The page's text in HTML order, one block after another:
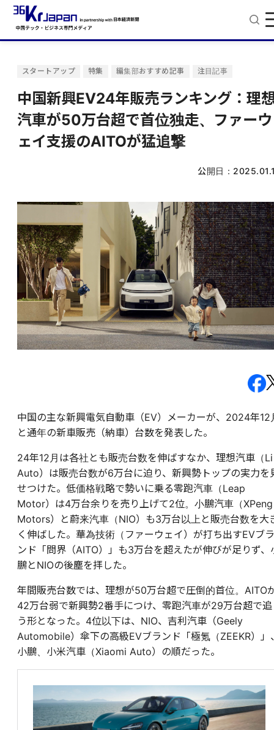
スタートアップ 特集 編集部おすすめ記事 注目記事
中国新興EV24年販売ランキング：理
汽車が50万台超で首位独走、ファーウ
ェイ支援のAITOが猛追撃
公開日：
中国の主な新興電気自動車（EV）メーカーが、2024年12
と通年の新車販売（納車）台数を発表した。
24年12月は各社とも販売台数を伸ばすなか、理想汽車（Li
Auto）は販売台数が6万台に迫り、新興勢トップの実力を
せつけた。低価格戦略で勢いに乗る零跑汽車（Leap
Motor）は4万台余りを売り上げて2位。小鵬汽車（XPeng
Motors）と蔚来汽車（NIO）も3万台以上と販売台数を大
く伸ばした。華為技術（ファーウェイ）が打ち出すEVブラ
ンド「問界（AITO）」も3万台を超えたが伸びが足りず、
鵬とNIOの後塵を拝した。
年間販売台数では、理想が50万台超で圧倒的首位。AITO
42万台弱で新興勢2番手につけ、零跑汽車が29万台超で追
う形となった。4位以下は、NIO、吉利汽車（Geely
Automobile）傘下の高級EVブランド「極氪（ZEEKR）」
小鵬、小米汽車（Xiaomi Auto）の順だった。